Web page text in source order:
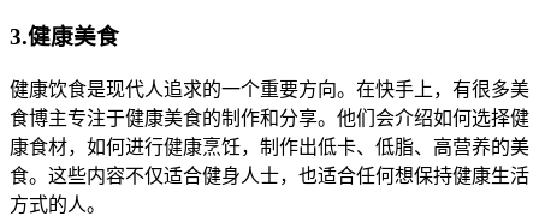
3.健康美食
健康饮食是现代人追求的一个重要方向。在快手上，有很多美
食博主专注于健康美食的制作和分享。他们会介绍如何选择健
康食材，如何进行健康烹饪，制作出低卡、低脂、高营养的美
食。这些内容不仅适合健身人士，也适合任何想保持健康生活
方式的人。